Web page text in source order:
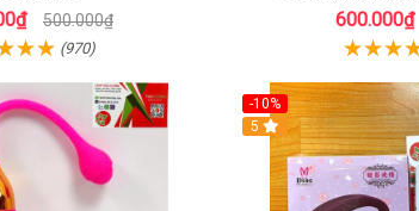
500.000₫
(970)
600.000₫
-10%
5